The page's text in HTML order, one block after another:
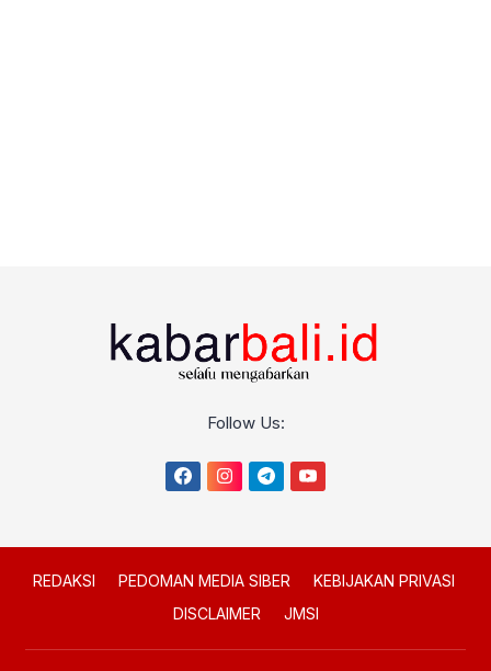
Follow Us:
REDAKSI PEDOMAN MEDIA SIBER
KEBIJAKAN PRIVASI
DISCLAIMER
JMSI